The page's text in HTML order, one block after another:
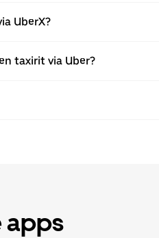
UberX?
taxirit via Uber?
apps